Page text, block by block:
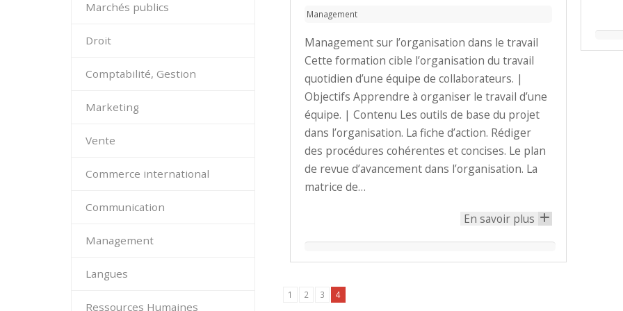
Management
Management sur l’organisation dans le travail
Cette formation cible l’organisation du travail
quotidien d’une équipe de collaborateurs. |
Objectifs Apprendre à organiser le travail d’une
équipe. | Contenu Les outils de base du projet
dans l’organisation. La fiche d’action. Rédiger
des procédures cohérentes et concises. Le plan
de revue d’avancement dans l’organisation. La
matrice de…
En savoir plus +
1 2 3 4
Marchés publics
Droit
Comptabilité, Gestion
Marketing
Vente
Commerce international
Communication
Management
Langues
Ressources Humaines